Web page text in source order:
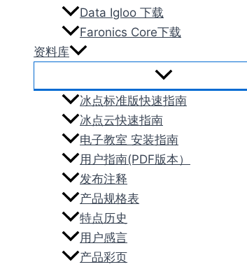
Data Igloo 下载
Faronics Core下载
资料库
冰点标准版快速指南
冰点云快速指南
电子教室 安装指南
用户指南(PDF版本）
发布注释
产品规格表
特点历史
用户感言
产品彩页